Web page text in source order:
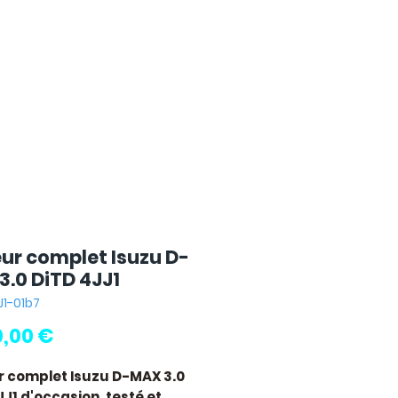
complet Isuzu D-
DiTD 4JJ1
01b7
€
complet Isuzu D-MAX 3.0